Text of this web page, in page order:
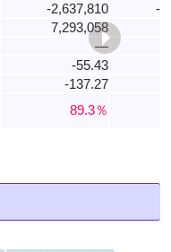
-2,637,810
-
7,293,058
―
-55.43
-137.27
89.3％